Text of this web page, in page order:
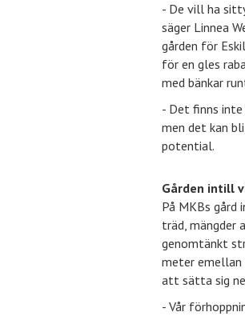
- De vill ha
säger Linnea
gården för
för en gles
med bänkar
- Det finns
men det kan
potential.
Gården intill
På MKBs
träd, mängder
genomtänkt
meter emellan
att sätta sig
- Vår